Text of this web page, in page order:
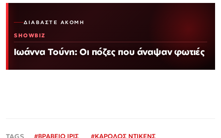
ΔΙΑΒΆΣΤΕ ΑΚΌΜΗ
SHOWBIZ
Ιωάννα Τούνη: Οι πόζες που άναψαν φωτιές
#ΒΡΑΒΕΙΟ ΙΡΙΣ #ΚΑΡΟΛΟΣ ΝΤΙΚΕΝΣ